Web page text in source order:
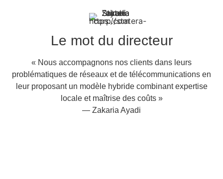
Le mot du directeur
« Nous accompagnons nos clients dans leurs
problématiques de réseaux et de télécommunications en
leur proposant un modèle hybride combinant expertise
locale et maîtrise des coûts »
— Zakaria Ayadi